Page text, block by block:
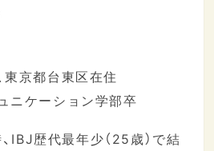
東京都台東区在住
ニケーション学部卒
IBJ歴代最年少（25歳）で結